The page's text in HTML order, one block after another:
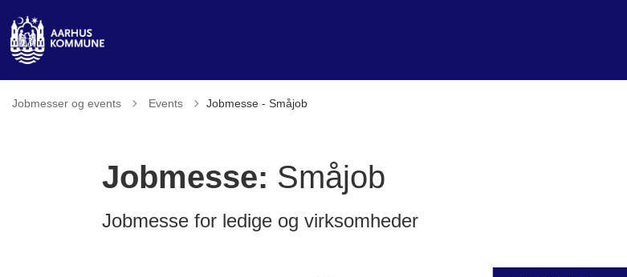
Jobmesser og events Tilbage til
Events Jobmesse - Småjob
Jobmesse: Småjob
Jobmesse for ledige og virksomheder